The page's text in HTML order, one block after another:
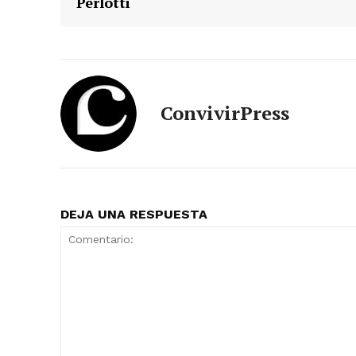
ConvivirPress
DEJA UNA RESPUESTA